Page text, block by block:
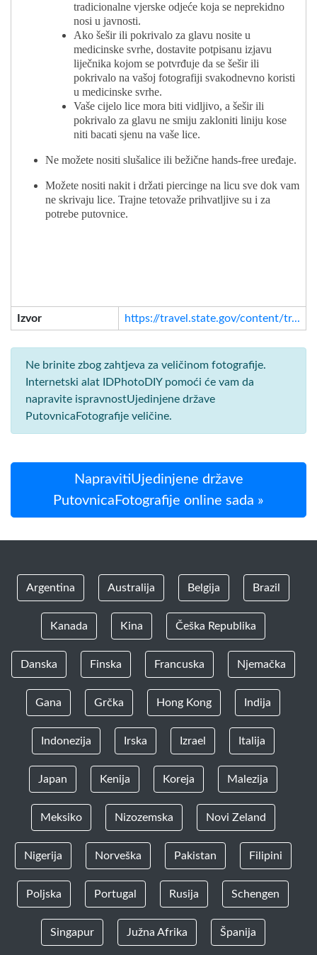
tradicionalne vjerske odjeće koja se neprekidno
nosi u javnosti.
Ako šešir ili pokrivalo za glavu nosite u
medicinske svrhe, dostavite potpisanu izjavu
liječnika kojom se potvrđuje da se šešir ili
pokrivalo na vašoj fotografiji svakodnevno koristi
u medicinske svrhe.
Vaše cijelo lice mora biti vidljivo, a šešir ili
pokrivalo za glavu ne smiju zakloniti liniju kose
niti bacati sjenu na vaše lice.
Ne možete nositi slušalice ili bežične hands-free uređaje.
Možete nositi nakit i držati piercinge na licu sve dok vam
ne skrivaju lice. Trajne tetovaže prihvatljive su i za
potrebe putovnice.
Izvor https://travel.state.gov/content/tr...
Ne brinite zbog zahtjeva za veličinom fotografije.
Internetski alat IDPhotoDIY pomoći će vam da
napravite ispravnostUjedinjene države
PutovnicaFotografije veličine.
NapravitiUjedinjene države
PutovnicaFotografije online sada »
Argentina Australija Belgija Brazil
Kanada Kina Češka Republika
Danska Finska Francuska Njemačka
Gana Grčka Hong Kong Indija
Indonezija Irska Izrael Italija
Japan Kenija Koreja Malezija
Meksiko Nizozemska Novi Zeland
Nigerija Norveška Pakistan Filipini
Poljska Portugal Rusija Schengen
Singapur Južna Afrika Španija